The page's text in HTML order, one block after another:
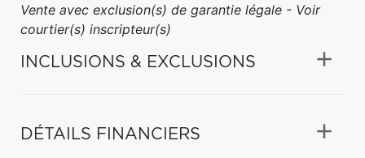
Vente avec exclusion(s) de garantie légale - Voir
courtier(s) inscripteur(s)
INCLUSIONS & EXCLUSIONS
DÉTAILS FINANCIERS